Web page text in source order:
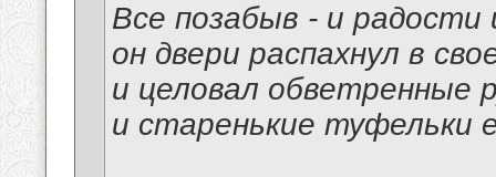
Все позабыв - и радости
он двери распахнул в
и целовал обветренные
и старенькие туфельки